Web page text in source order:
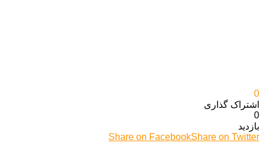
0
اشتراک گذاری‌
0
بازدید
Share on FacebookShare on Twitter